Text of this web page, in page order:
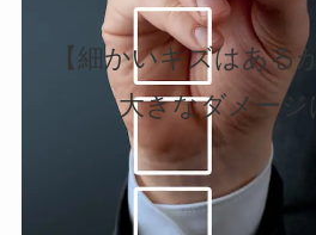
【細かいキズはある
大きなダメージ